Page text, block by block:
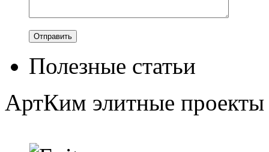
Полезные статьи
АртКим элитные